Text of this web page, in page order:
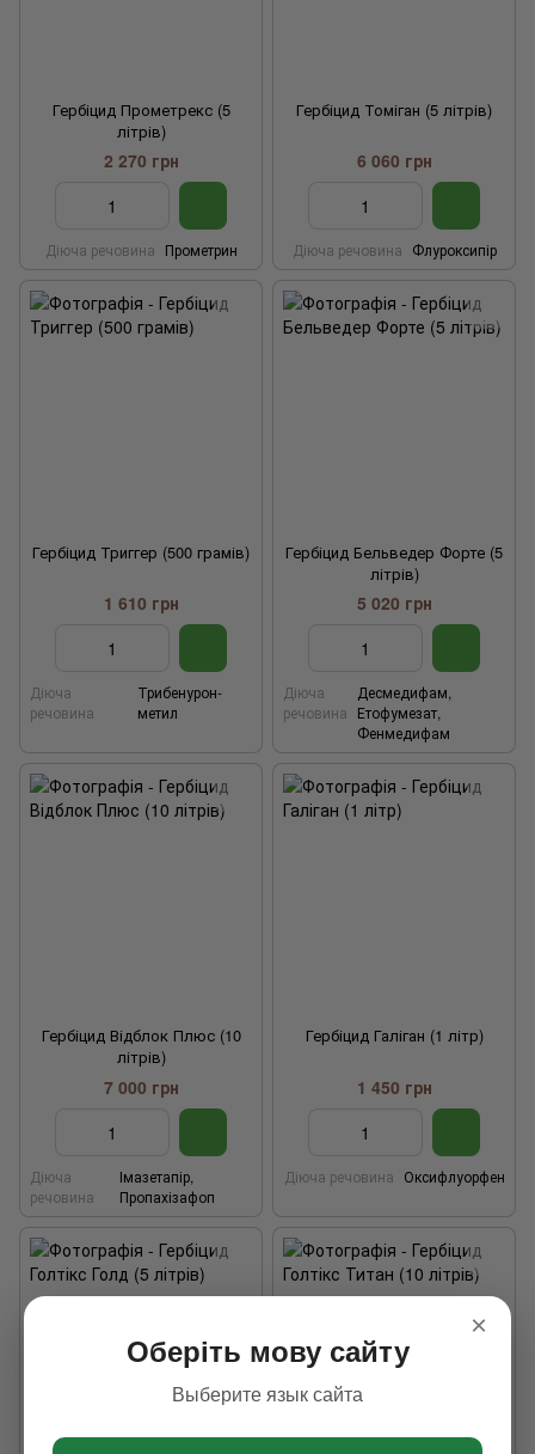
Гербіцид Прометрекс (5
літрів)
2 270 грн
Діюча речовина Прометрин
Гербіцид Томіган (5 літрів)
6 060 грн
Діюча речовина Флуроксипір
Гербіцид Триггер (500 грамів)
1 610 грн
Діюча
речовина
Трибенурон-
метил
Гербіцид Бельведер Форте (5
літрів)
5 020 грн
Діюча
речовина
Десмедифам,
Етофумезат,
Фенмедифам
Гербіцид Відблок Плюс (10
літрів)
7 000 грн
Діюча
речовина
Імазетапір,
Пропахізафоп
Гербіцид Галіган (1 літр)
1 450 грн
Діюча речовина Оксифлуорфен
−2%
×
Оберіть мову сайту
Выберите язык сайта